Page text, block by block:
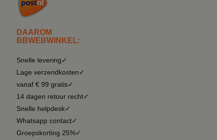
DAAROM
BBWEBWINKEL:
Snelle levering✓
Lage verzendkosten✓
vanaf € 99 gratis✓
14 dagen retour recht✓
Snelle helpdesk✓
Whatsapp contact✓
Groepskorting 25%✓